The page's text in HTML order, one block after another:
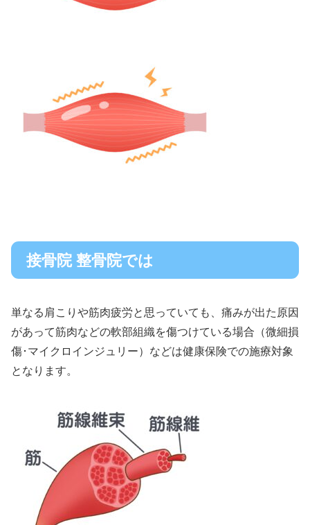
接骨院 整骨院では
単なる肩こりや筋肉疲労と思っていても、痛みが出た原因
があって筋肉などの軟部組織を傷つけている場合（微細損
傷･マイクロインジュリー）などは健康保険での施療対象
となります。